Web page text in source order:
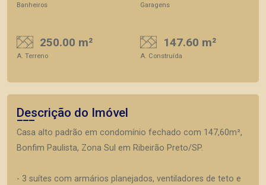
Banheiros Garagens
250.00 m²
A. Terreno
147.60 m²
A. Construída
Descrição do Imóvel
Casa alto padrão em condomínio fechado com 147,60m²,
Bonfim Paulista, Zona Sul em Ribeirão Preto/SP.
- 3 suítes com armários planejados, ventiladores de teto e